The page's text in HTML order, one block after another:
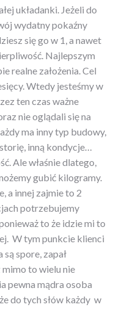
układanki. Jeżeli do
wydatny pokaźny
się go w 1, a nawet
Najlepszym
realne założenia. Cel
Wtedy jesteśmy w
ten czas ważne
nie oglądali się na
ma inny typ budowy,
inną kondycje…
Ale właśnie dlatego,
gubić kilogramy.
a innej zajmie to 2
potrzebujemy
to że idzie mi to
W tym punkcie klienci
spore, zapał
to wielu nie
pewna mądra osoba
do tych słów każdy w